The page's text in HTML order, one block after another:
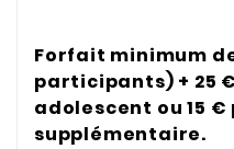
Forfait minimum
participants) + 25
adolescent ou 15
supplémentaire.